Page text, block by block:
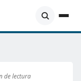
de lectura